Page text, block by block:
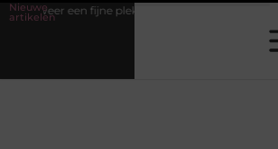
Nieuwe
artikelen
fijne plek Ledenbeheer op orde krijgen